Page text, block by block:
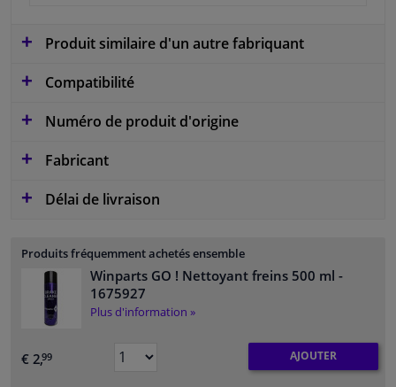
Produit similaire d'un autre fabriquant
Compatibilité
Numéro de produit d'origine
Fabricant
Délai de livraison
Produits fréquemment achetés ensemble
Winparts GO ! Nettoyant freins 500 ml -
1675927
Plus d'information »
€ 2,99 AJOUTER